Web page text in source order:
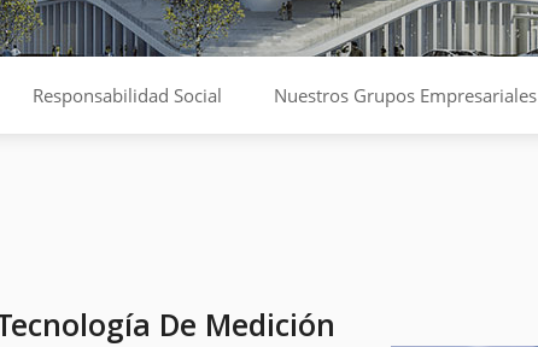
Responsabilidad Social Nuestros Grupos Empresariales
De Medición